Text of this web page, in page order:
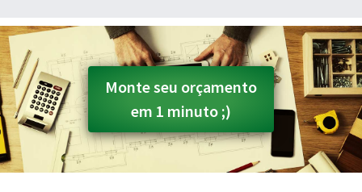
Monte seu orçamento
em 1 minuto ;)